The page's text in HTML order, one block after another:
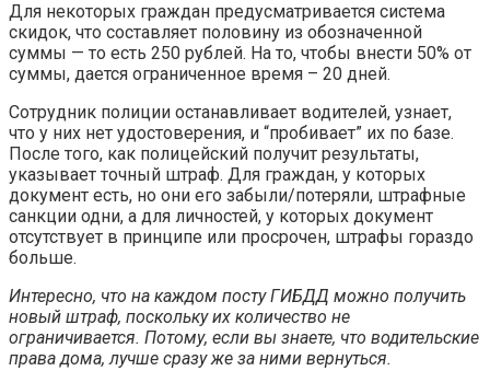
Для некоторых граждан предусматривается система
скидок, что составляет половину из обозначенной
суммы — то есть 250 рублей. На то, чтобы внести 50% от
суммы, дается ограниченное время – 20 дней.
Сотрудник полиции останавливает водителей, узнает,
что у них нет удостоверения, и “пробивает” их по базе.
После того, как полицейский получит результаты,
указывает точный штраф. Для граждан, у которых
документ есть, но они его забыли/потеряли, штрафные
санкции одни, а для личностей, у которых документ
отсутствует в принципе или просрочен, штрафы гораздо
больше.
Интересно, что на каждом посту ГИБДД можно получить
новый штраф, поскольку их количество не
ограничивается. Потому, если вы знаете, что водительские
права дома, лучше сразу же за ними вернуться.